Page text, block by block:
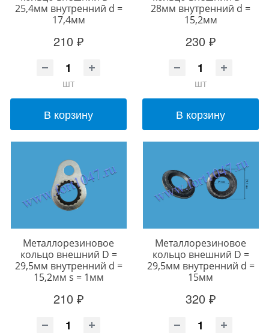
25,4мм внутренний d =
17,4мм
210 ₽
шт
В корзину
28мм внутренний d =
15,2мм
230 ₽
шт
В корзину
Металлорезиновое
кольцо внешний D =
29,5мм внутренний d =
15,2мм s = 1мм
210 ₽
Металлорезиновое
кольцо внешний D =
29,5мм внутренний d =
15мм
320 ₽